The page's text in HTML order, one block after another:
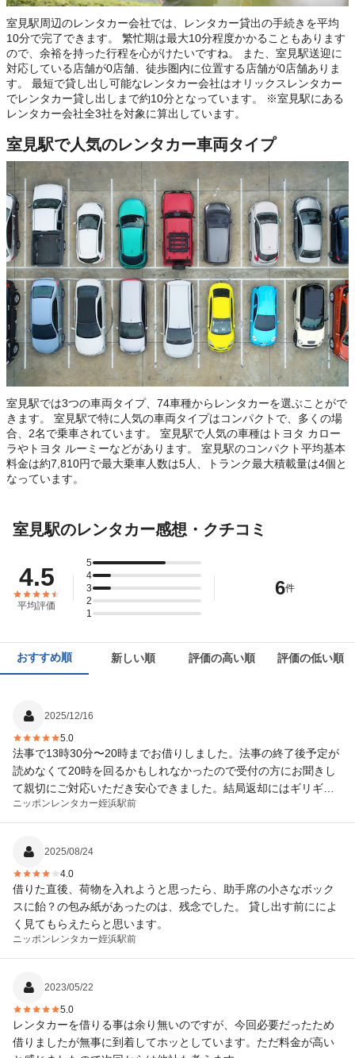
室見駅周辺のレンタカー会社では、レンタカー貸出の手続きを平均
10分で完了できます。 繁忙期は最大10分程度かかることもあります
ので、余裕を持った行程を心がけたいですね。 また、室見駅送迎に
対応している店舗が0店舗、徒歩圏内に位置する店舗が0店舗ありま
す。 最短で貸し出し可能なレンタカー会社はオリックスレンタカー
でレンタカー貸し出しまで約10分となっています。 ※室見駅にある
レンタカー会社全3社を対象に算出しています。
室見駅で人気のレンタカー車両タイプ
室見駅では3つの車両タイプ、74車種からレンタカーを選ぶことがで
きます。 室見駅で特に人気の車両タイプはコンパクトで、多くの場
合、2名で乗車されています。 室見駅で人気の車種はトヨタ カロー
ラやトヨタ ルーミーなどがあります。 室見駅のコンパクト平均基本
料金は約7,810円で最大乗車人数は5人、トランク最大積載量は4個と
なっています。
室見駅のレンタカー感想・クチコミ
4.5
平均評価
5
4
3
2
1
6件
おすすめ順 新しい順 評価の高い順 評価の低い順
2025/12/16
5.0
法事で13時30分〜20時までお借りしました。法事の終了後予定が
読めなくて20時を回るかもしれなかったので受付の方にお聞きし
て親切にご対応いただき安心できました。結局返却にはギリギリ
間に合いました。受付の接客にはすごく救われ慌てることなく法
事も無事に終えることができ、お借りして良かったと思います。
ニッポンレンタカー姪浜駅前
2025/08/24
4.0
借りた直後、荷物を入れようと思ったら、助手席の小さなボック
スに飴？の包み紙があったのは、残念でした。 貸し出す前にによ
く見てもらえたらと思います。
ニッポンレンタカー姪浜駅前
2023/05/22
5.0
レンタカーを借りる事は余り無いのですが、今回必要だったため
借りましたが無事に到着してホッとしています。ただ料金が高い